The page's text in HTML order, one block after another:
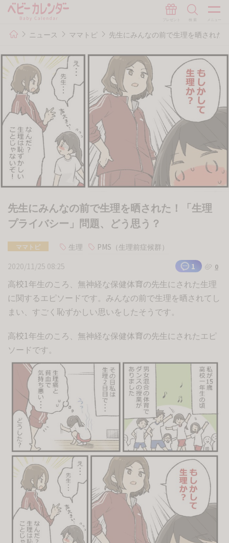
ニュース ママトピ 先生にみんなの前で生理を晒された
先生にみんなの前で生理を晒された！「生理
プライバシー」問題、どう思う？
ママトピ 生理
PMS（生理前症候群）
2020/11/25 08:25
1 0
高校1年生のころ、無神経な保健体育の先生にされた生理
に関するエピソードです。みんなの前で生理を晒されてし
まい、すごく恥ずかしい思いをしたそうです。
高校1年生のころ、無神経な保健体育の先生にされたエピ
ソードです。